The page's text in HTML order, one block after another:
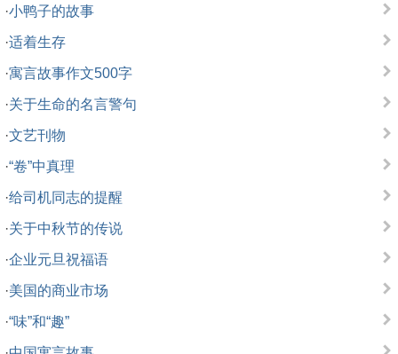
·小鸭子的故事
·适着生存
·寓言故事作文500字
·关于生命的名言警句
·文艺刊物
·“卷”中真理
·给司机同志的提醒
·关于中秋节的传说
·企业元旦祝福语
·美国的商业市场
·“味”和“趣”